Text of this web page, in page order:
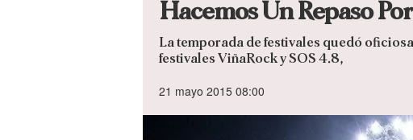
Hacemos Un Repaso
La temporada de festivales quedó
festivales ViñaRock y SOS 4.8,
21 mayo 2015 08:00